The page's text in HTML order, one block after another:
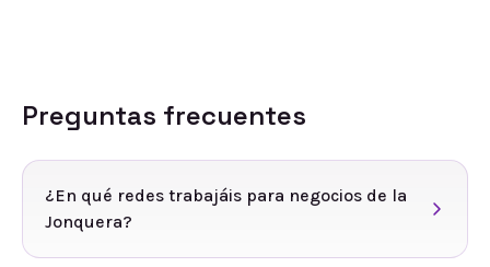
Preguntas frecuentes
¿En qué redes trabajáis para negocios de la
Jonquera?